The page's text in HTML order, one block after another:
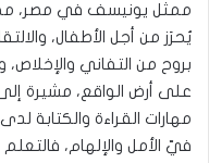
ممثل يونيسف في مصر،
يُحرَز من أجل الأطفال،
بروح من التفاني
على أرض الواقع، مشيرة
مهارات القراءة والكتابة
فيّ الأمل والإلهام،